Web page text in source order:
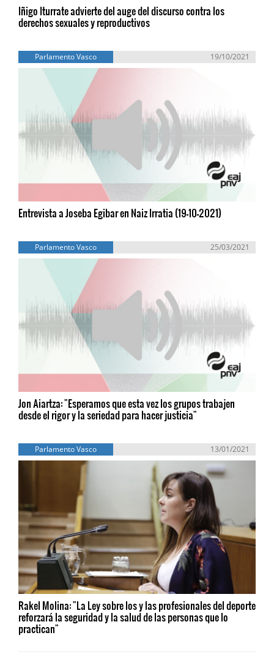
Iñigo Iturrate advierte del auge del discurso contra los
derechos sexuales y reproductivos
Parlamento Vasco 19/10/2021
Entrevista a Joseba Egibar en Naiz Irratia (19-10-2021)
Parlamento Vasco 25/03/2021
Jon Aiartza: "Esperamos que esta vez los grupos trabajen
desde el rigor y la seriedad para hacer justicia"
Parlamento Vasco 13/01/2021
Rakel Molina: "La Ley sobre los y las profesionales del deporte
reforzará la seguridad y la salud de las personas que lo
practican"